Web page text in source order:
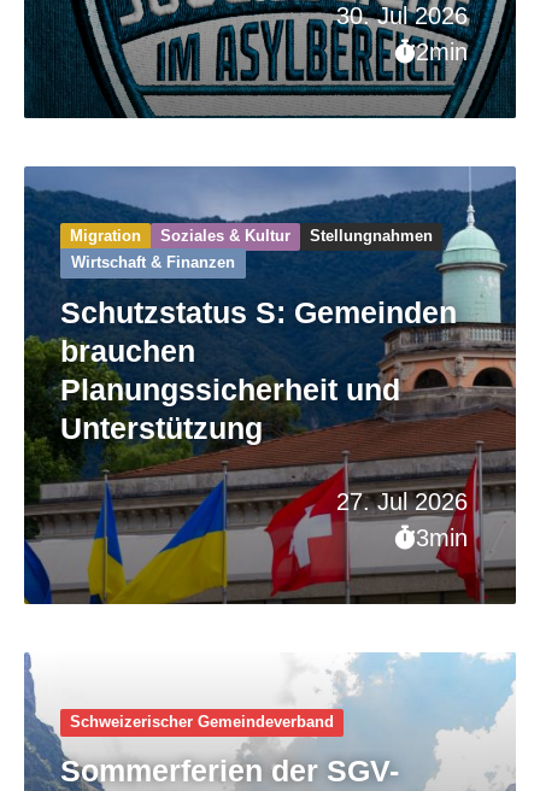
30. Jul 2026
2min
27. Jul 2026
3min
Migration Soziales & Kultur
Stellungnahmen
Wirtschaft & Finanzen
Schutzstatus S: Gemeinden
brauchen
Planungssicherheit und
Unterstützung
Schweizerischer Gemeinde­verband
Sommerferien der SGV-